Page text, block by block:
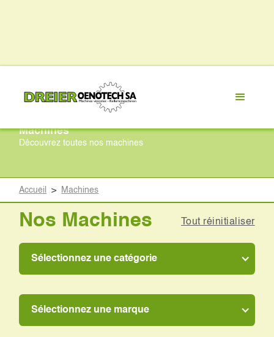
Machines
Découvrez toutes nos machines
Accueil > Machines
Nos Machines Tout réinitialiser
Sélectionnez une catégorie
Sélectionnez une marque